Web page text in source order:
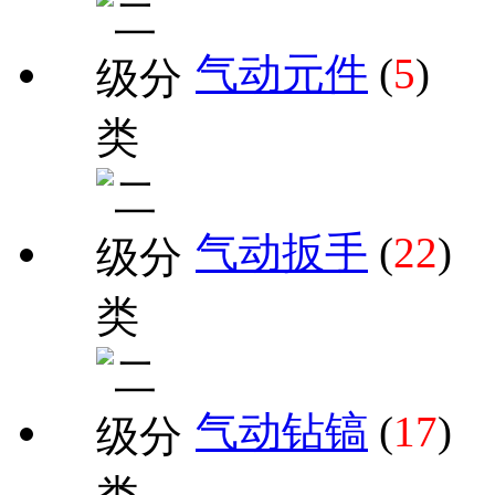
气动元件 (5)
气动扳手 (22)
气动钻镐 (17)